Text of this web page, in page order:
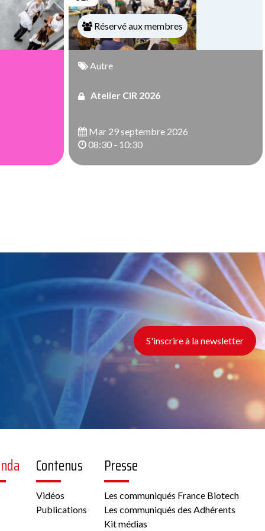
Réservé aux membres
Autre
Atelier CIR 2026
Mar 29 septembre 2026
08:30 - 10:30
S'inscrire à la newsletter
Contenus
Vidéos
Publications
Presse
Les communiqués France Biotech
Les communiqués des Adhérents
Kit médias